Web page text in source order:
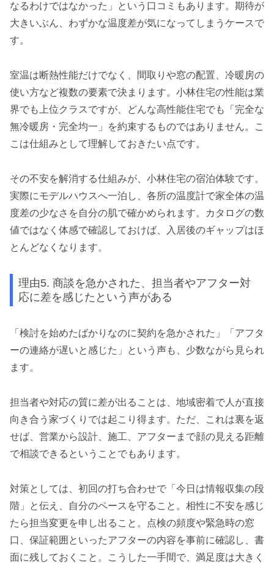
なるわけではなかった」という口コミもあります。期待が
大きいぶん、わずかな温度差が気になってしまうケースで
す。
室温は断熱性能だけでなく、間取りや窓の配置、冷暖房の
使い方など複数の要素で決まります。小林住宅の性能は業
界でも上位クラスですが、どんな高性能住宅でも「完全な
無冷暖房・完全均一」を約束するものではありません。こ
こは仕組みとして理解しておきたい点です。
その不安を解消する仕組みが、小林住宅の宿泊体験です。
実際にモデルハウスへ一泊し、各所の温度計で家全体の温
度差の少なさを自分の肌で確かめられます。カタログの数
値ではなく体感で確認しておけば、入居後のギャップはほ
とんどなくなります。
理由5. 商談を急かされた、担当者やアフター対
応に差を感じたという声がある
「検討を始めたばかりなのに契約を急かされた」「アフタ
ーの連絡が遅いと感じた」という声も、少数ながら見られ
ます。
担当者や対応の質に差が出ることは、地域密着で人が直接
向き合う家づくりでは起こり得ます。ただ、これは裏を返
せば、営業から設計、施工、アフターまで顔の見える距離
で相談できるということでもあります。
対策としては、初回の打ち合わせで「今日は情報収集の段
階」と伝え、自分のペースを守ること。相性に不安を感じ
たら担当変更を申し出ること。点検の頻度や緊急時の窓
口、保証範囲といったアフターの内容を事前に確認し、書
面に残しておくこと。こうした一手間で、満足度は大きく